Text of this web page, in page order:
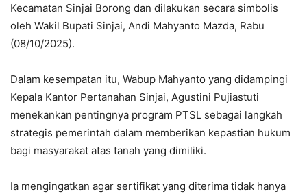
Kecamatan Sinjai Borong dan dilakukan secara simbolis
oleh Wakil Bupati Sinjai, Andi Mahyanto Mazda, Rabu
(08/10/2025).
Dalam kesempatan itu, Wabup Mahyanto yang didampingi
Kepala Kantor Pertanahan Sinjai, Agustini Pujiastuti
menekankan pentingnya program PTSL sebagai langkah
strategis pemerintah dalam memberikan kepastian hukum
bagi masyarakat atas tanah yang dimiliki.
Ia mengingatkan agar sertifikat yang diterima tidak hanya